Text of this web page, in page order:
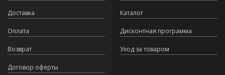
Доставка
Оплата
Возврат
Договор оферты
Каталог
Дисконтная программа
Уход за товаром